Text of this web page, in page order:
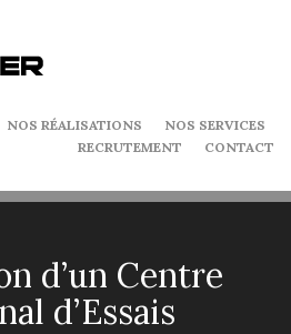
NOS RÉALISATIONS
NOS SERVICES
RECRUTEMENT
CONTACT
d’un Centre
d’Essais